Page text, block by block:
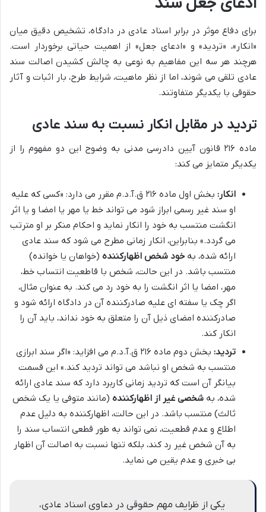
برای دفاع موثر در برابر اسناد عادی در دادگاه، تشخیص دقیق میان
«انکار»، «تردید» و «ادعای جعل» از اهمیت حیاتی برخوردار است.
هرچند هر سه این مفاهیم به نوعی به چالش کشیدن اصالت سند
عادی تلقی می شوند، اما از نظر ماهیت، شرایط طرح، بار اثبات و آثار
حقوقی با یکدیگر متفاوتند.
تردید در مقابل انکار نسبت به سند عادی
ماده ۲۱۶ قانون آیین دادرسی مدنی به وضوح این دو مفهوم را از
یکدیگر متمایز می کند:
انکار:
بخش اول ماده ۲۱۶ ق.آ.د.م مقرر می دارد: «کسی که علیه
او سند غیر رسمی ابراز شود می تواند خط یا مهر یا امضا و یا اثر
انگشت منتسب به خود را انکار نماید و احکام منکر بر او مترتب
می گردد.» بنابراین، انکار زمانی مطرح می شود که سند عادی
ارائه شده، به خود شخص اظهارکننده (خواهان یا خوانده)
منتسب باشد. در این حالت، شخص با قاطعیت انتساب خط،
مهر، امضا یا اثر انگشت را به خود رد می کند. به عنوان مثال،
اگر چک یا سفته ای علیه صادرکننده آن در دادگاه ارائه شود و
صادرکننده امضای ذیل آن را متعلق به خود نداند، باید آن را
انکار کند.
تردید:
بخش دوم ماده ۲۱۶ ق.آ.د.م می افزاید: «اگر سند ابرازی
منتسب به شخص او نباشد می تواند تردید کند.» این قسمت
بیانگر آن است که تردید زمانی کاربرد دارد که سند عادی ارائه
شده، به شخصی غیر از اظهارکننده (مانند متوفی یا یک شخص
ثالث) منتسب باشد. در این حالت، اظهارکننده به دلیل عدم
اطلاع و عدم قطعیت، نمی تواند به طور قطعی انتساب سند را
به آن شخص غیر رد کند، بلکه تنها نسبت به اصالت آن اظهار
بی خبری و عدم یقین می نماید.
یکی از ظرایف مهم حقوقی در دعاوی اسناد عادی،